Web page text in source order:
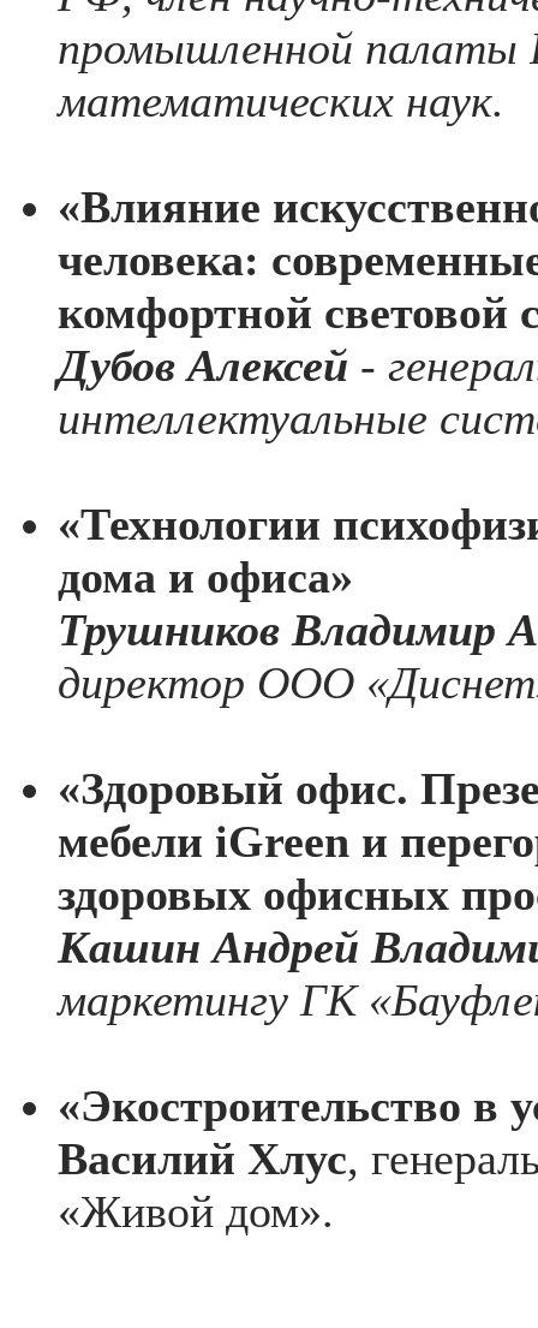
промышленной палаты
математических наук.
«Влияние
человека:
комфортной световой
Дубов Алексей -
интеллектуальные
«Технологии
дома и офиса»
Трушников Владимир
директор ООО
«Здоровый офис.
мебели iGreen и
здоровых офисных
Кашин Андрей
маркетингу ГК
«Экостроительство в
Василий Хлус,
«Живой дом».